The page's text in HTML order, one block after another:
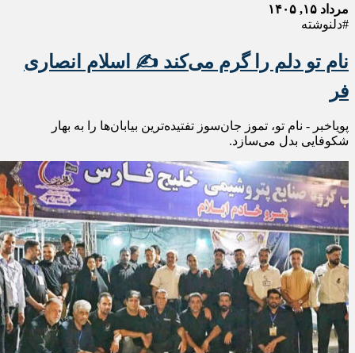
مرداد ۱۵, ۱۴۰۵
#دلنوشته
نام تو دلم را گرم می‌کند ✍️ اسلام انصاری
فر
پویاخبر - نام تو، تموز جان‌سوز تفتیده‌ترین بیابان‌ها را به بهار
شکوفایی بدل می‌سازد.